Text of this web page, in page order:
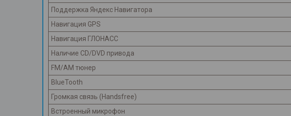
Поддержка Яндекс Навигатора
Навигация GPS
Навигация ГЛОНАСС
Наличие CD/DVD привода
FM/AM тюнер
BlueTooth
Громкая связь (Handsfree)
Встроенный микрофон